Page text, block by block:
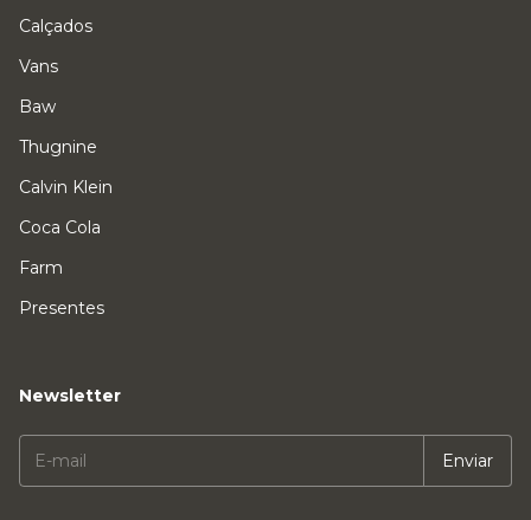
Calçados
Vans
Baw
Thugnine
Calvin Klein
Coca Cola
Farm
Presentes
Newsletter